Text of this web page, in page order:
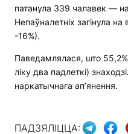
патанула 339 чалавек —
Непаўналетніх загінула
-16%).
Паведамлялася, што
ліку два падлеткі)
наркатычнага ап’янення.
ПАДЗЯЛІЦЦА: